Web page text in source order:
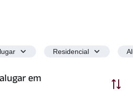
Residencial
em
Ordenar